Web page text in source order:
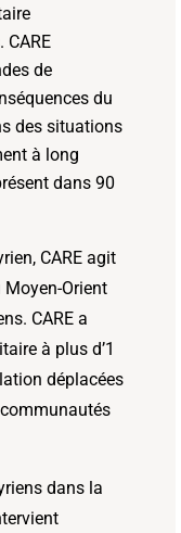
CARE
de
du
des situations
à long
dans 90
CARE agit
Orient
CARE a
à plus d’1
déplacées
dans la